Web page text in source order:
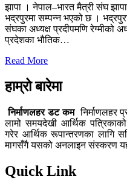
झापा । नेपाल–भारत मैत्री संघ
भद्रपुरमा सम्पन्न भएको छ ।
संघका अध्यक्ष प्रदीपमणि रेग्मीको
प्रदेशका भौतिक…
Read More
हाम्रो बारेमा
निर्माणलहर डट कमनिर्माणलहर
लामो समयदेखी आर्थिक
गरेर आर्थिक रूपान्तरणका लागि
मागसँगै यसको अनलाइन संस्करण
Quick Link